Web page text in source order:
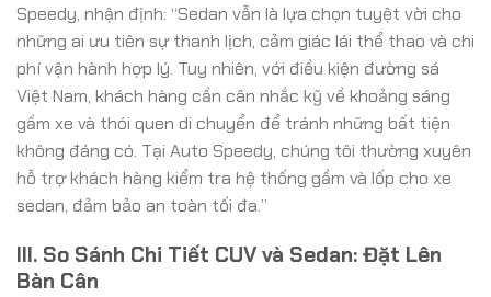
Speedy, nhận định: “Sedan vẫn là lựa chọn tuyệt vời cho
những ai ưu tiên sự thanh lịch, cảm giác lái thể thao và chi
phí vận hành hợp lý. Tuy nhiên, với điều kiện đường sá
Việt Nam, khách hàng cần cân nhắc kỹ về khoảng sáng
gầm xe và thói quen di chuyển để tránh những bất tiện
không đáng có. Tại Auto Speedy, chúng tôi thường xuyên
hỗ trợ khách hàng kiểm tra hệ thống gầm và lốp cho xe
sedan, đảm bảo an toàn tối đa.”
III. So Sánh Chi Tiết CUV và Sedan: Đặt Lên
Bàn Cân